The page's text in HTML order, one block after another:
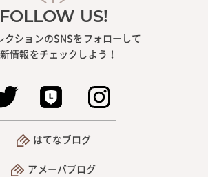
FOLLOW US!
クションのSNSをフォローして
情報をチェックしよう！
はてなブログ
アメーバブログ